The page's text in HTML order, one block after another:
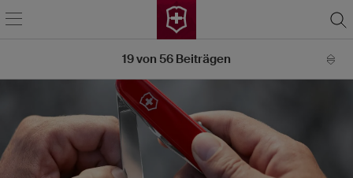
19von 56 Beiträgen